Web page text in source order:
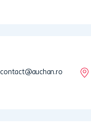
contact@auchan.ro